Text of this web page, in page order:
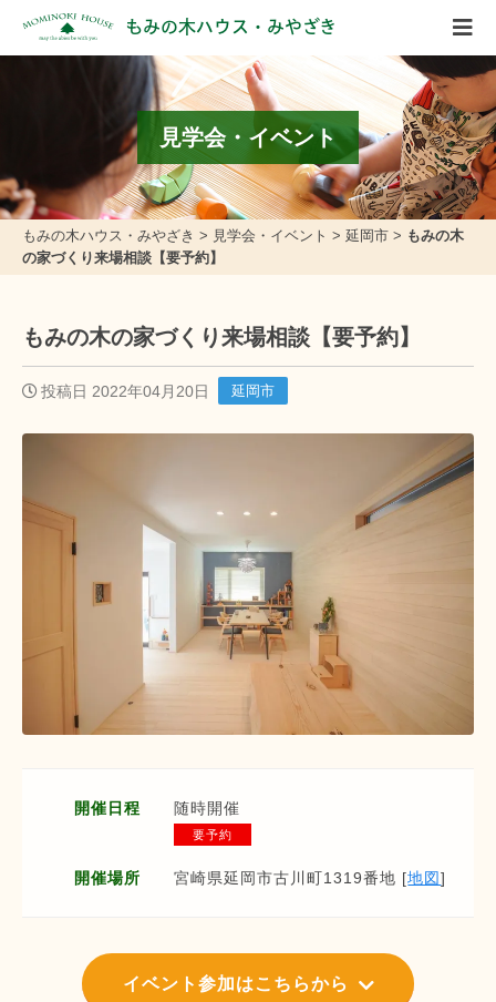
もみの木ハウス・みやざき
見学会・イベント
もみの木ハウス・みやざき > 見学会・イベント > 延岡市 > もみの木
の家づくり来場相談【要予約】
もみの木の家づくり来場相談【要予約】
投稿日 2022年04月20日 延岡市
開催日程 随時開催
要予約
開催場所 宮崎県延岡市古川町1319番地 [地図]
イベント参加はこちらから